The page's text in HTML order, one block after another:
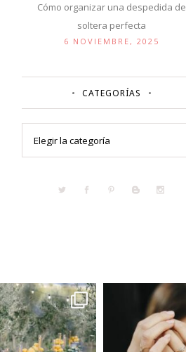
Cómo organizar una despedida de
soltera perfecta
6 NOVIEMBRE, 2025
CATEGORÍAS